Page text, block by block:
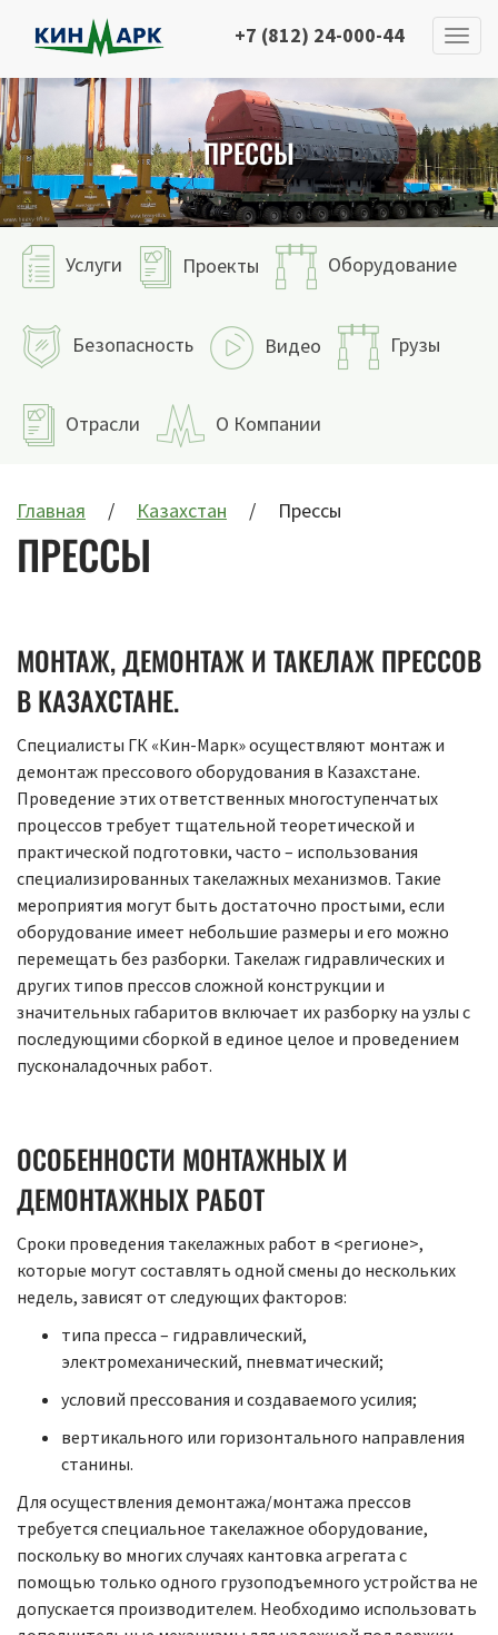
+7 (812) 24-000-44
ПРЕССЫ
Услуги Проекты Оборудование
Безопасность Видео Грузы
Отрасли О Компании
Главная Казахстан Прессы
ПРЕССЫ
МОНТАЖ, ДЕМОНТАЖ И ТАКЕЛАЖ ПРЕССОВ
В КАЗАХСТАНЕ.
Специалисты ГК «Кин-Марк» осуществляют монтаж и
демонтаж прессового оборудования в Казахстане.
Проведение этих ответственных многоступенчатых
процессов требует тщательной теоретической и
практической подготовки, часто – использования
специализированных такелажных механизмов. Такие
мероприятия могут быть достаточно простыми, если
оборудование имеет небольшие размеры и его можно
перемещать без разборки. Такелаж гидравлических и
других типов прессов сложной конструкции и
значительных габаритов включает их разборку на узлы с
последующими сборкой в единое целое и проведением
пусконаладочных работ.
ОСОБЕННОСТИ МОНТАЖНЫХ И
ДЕМОНТАЖНЫХ РАБОТ
Сроки проведения такелажных работ в <регионе>,
которые могут составлять одной смены до нескольких
недель, зависят от следующих факторов:
типа пресса – гидравлический,
электромеханический, пневматический;
условий прессования и создаваемого усилия;
вертикального или горизонтального направления
станины.
Для осуществления демонтажа/монтажа прессов
требуется специальное такелажное оборудование,
поскольку во многих случаях кантовка агрегата с
помощью только одного грузоподъемного устройства не
допускается производителем. Необходимо использовать